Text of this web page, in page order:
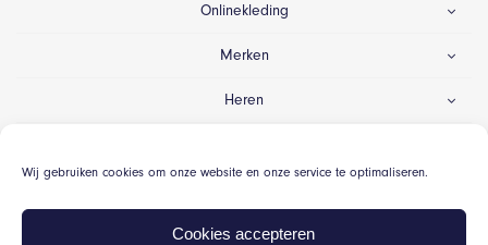
Wij gebruiken cookies om onze website en onze service te optimaliseren.
Cookies accepteren
Onlinekleding
Merken
Heren